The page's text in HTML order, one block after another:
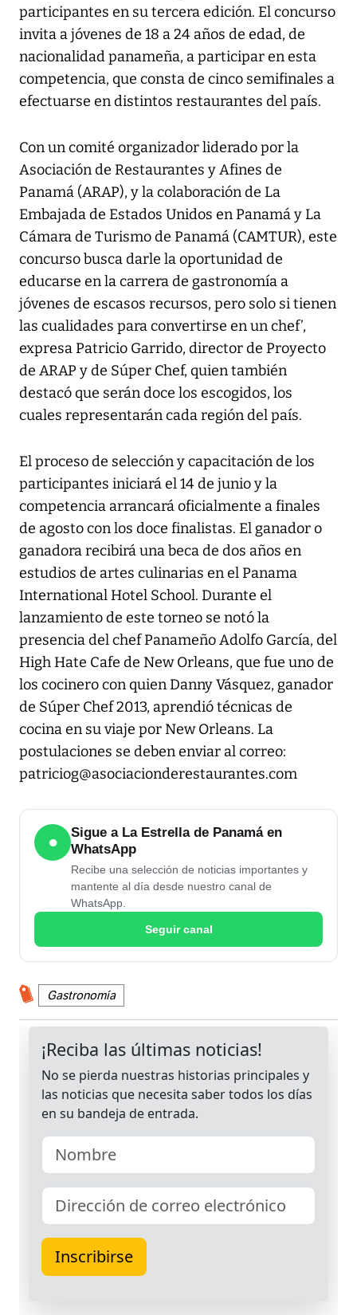
participantes en su tercera edición. El concurso
invita a jóvenes de 18 a 24 años de edad, de
nacionalidad panameña, a participar en esta
competencia, que consta de cinco semifinales a
efectuarse en distintos restaurantes del país.
Con un comité organizador liderado por la
Asociación de Restaurantes y Afines de
Panamá (ARAP), y la colaboración de La
Embajada de Estados Unidos en Panamá y La
Cámara de Turismo de Panamá (CAMTUR), este
concurso busca darle la oportunidad de
educarse en la carrera de gastronomía a
jóvenes de escasos recursos, pero solo si tienen
las cualidades para convertirse en un chef’,
expresa Patricio Garrido, director de Proyecto
de ARAP y de Súper Chef, quien también
destacó que serán doce los escogidos, los
cuales representarán cada región del país.
El proceso de selección y capacitación de los
participantes iniciará el 14 de junio y la
competencia arrancará oficialmente a finales
de agosto con los doce finalistas. El ganador o
ganadora recibirá una beca de dos años en
estudios de artes culinarias en el Panama
International Hotel School. Durante el
lanzamiento de este torneo se notó la
presencia del chef Panameño Adolfo García, del
High Hate Cafe de New Orleans, que fue uno de
los cocinero con quien Danny Vásquez, ganador
de Súper Chef 2013, aprendió técnicas de
cocina en su viaje por New Orleans. La
postulaciones se deben enviar al correo:
patriciog@asociacionderestaurantes.com
●
Sigue a La Estrella de Panamá en
WhatsApp
Recibe una selección de noticias importantes y
mantente al día desde nuestro canal de
WhatsApp.
Seguir canal
Gastronomía